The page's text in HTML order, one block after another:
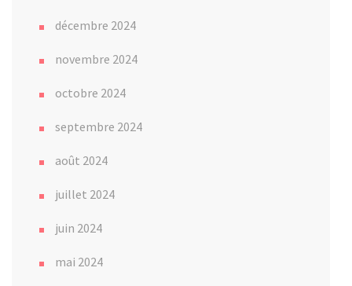
décembre 2024
novembre 2024
octobre 2024
septembre 2024
août 2024
juillet 2024
juin 2024
mai 2024